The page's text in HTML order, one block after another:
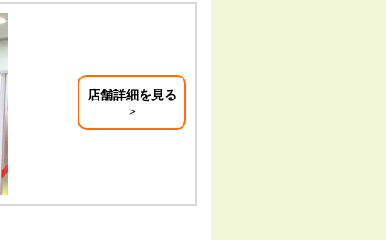
店舗詳細を見る